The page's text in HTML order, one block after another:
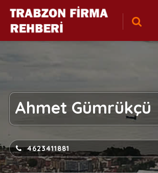
Ahmet Gümrükçü
4623411881